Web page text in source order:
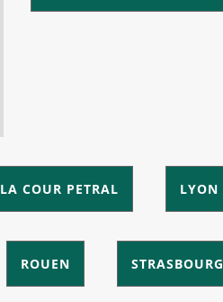
LA COUR PETRAL LYON
ROUEN STRASBOURG